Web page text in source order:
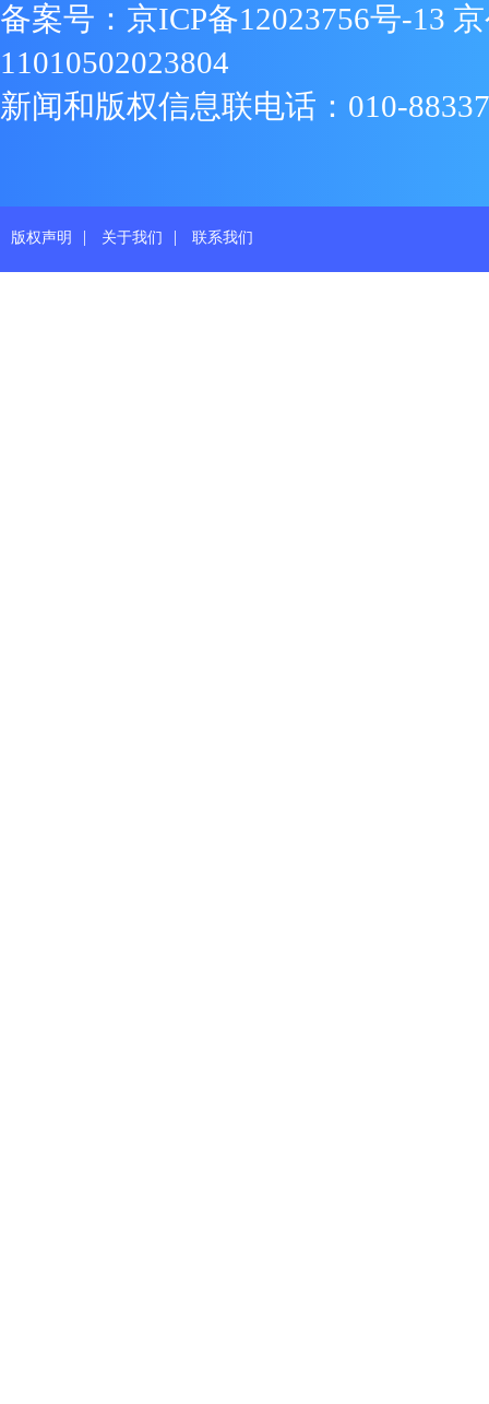
备案号： 京ICP备12023756号-13
11010502023804
新闻和版权信息联电话：010-
版权声明 | 关于我们 | 联系我们